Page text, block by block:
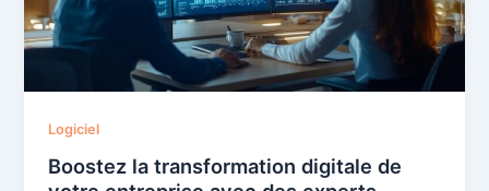
Logiciel
Boostez la transformation digitale de